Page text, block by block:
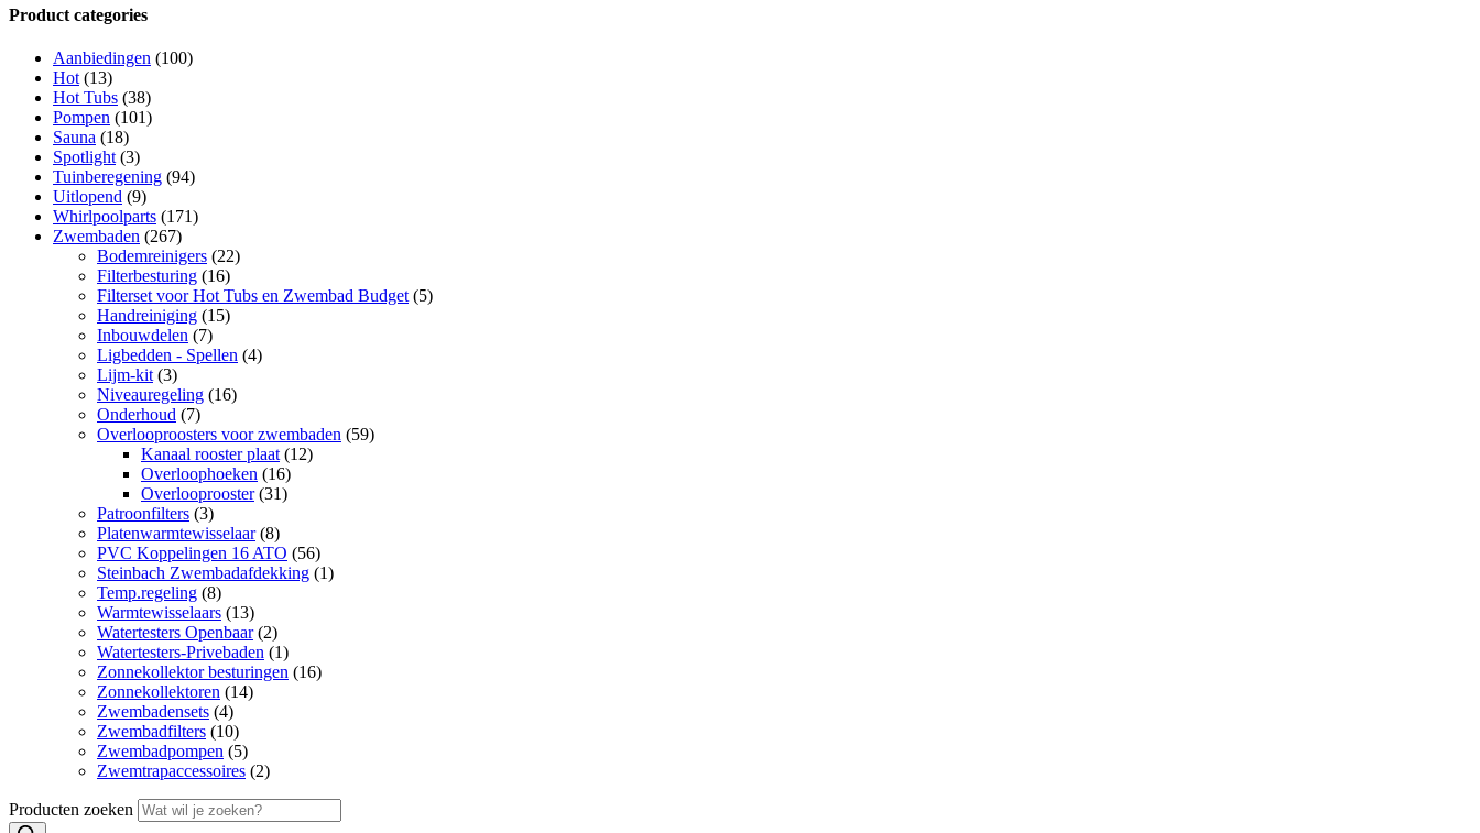
Product categories
Aanbiedingen (100)
Hot (13)
Hot Tubs (38)
Pompen (101)
Sauna (18)
Spotlight (3)
Tuinberegening (94)
Uitlopend (9)
Whirlpoolparts (171)
Zwembaden (267)
Bodemreinigers (22)
Filterbesturing (16)
Filterset voor Hot Tubs en Zwembad Budget (5)
Handreiniging (15)
Inbouwdelen (7)
Ligbedden - Spellen (4)
Lijm-kit (3)
Niveauregeling (16)
Onderhoud (7)
Overlooproosters voor zwembaden (59)
Kanaal rooster plaat (12)
Overloophoeken (16)
Overlooprooster (31)
Patroonfilters (3)
Platenwarmtewisselaar (8)
PVC Koppelingen 16 ATO (56)
Steinbach Zwembadafdekking (1)
Temp.regeling (8)
Warmtewisselaars (13)
Watertesters Openbaar (2)
Watertesters-Privebaden (1)
Zonnekollektor besturingen (16)
Zonnekollektoren (14)
Zwembadensets (4)
Zwembadfilters (10)
Zwembadpompen (5)
Zwemtrapaccessoires (2)
Producten zoeken